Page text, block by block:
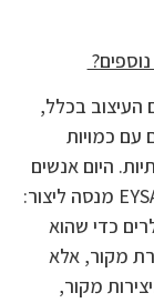
העיצוב בכלל,
עם כמויות
היום אנשים
רוצים להיות חלק מקבוצה, וזה בדיוק מה ש-EYSA מנסה ליצור:
כדי שהוא
מקור, אלא
מקור,